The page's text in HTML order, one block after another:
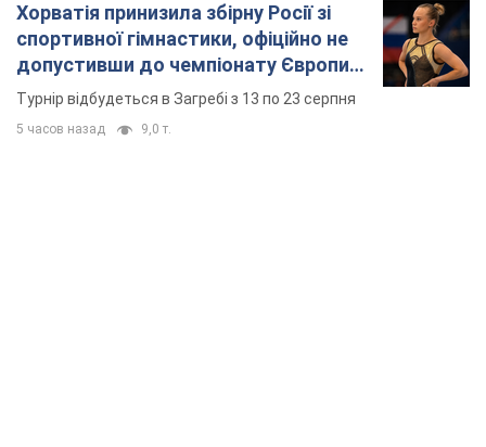
Хорватія принизила збірну Росії зі
спортивної гімнастики, офіційно не
допустивши до чемпіонату Європи
основних спортсменів
Турнір відбудеться в Загребі з 13 по 23 серпня
5 часов назад 9,0 т.